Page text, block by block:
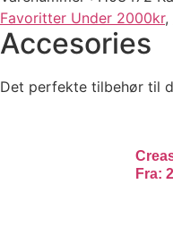
Favoritter Under 2000kr,
Accesories
Det perfekte tilbehør til
Fra: